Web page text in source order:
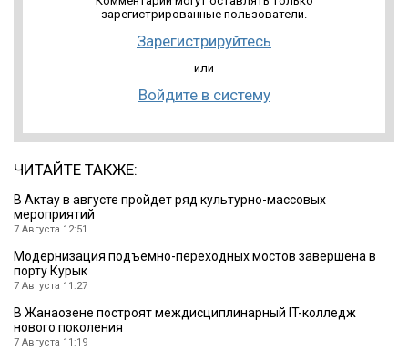
зарегистрированные пользователи.
Зарегистрируйтесь
или
Войдите в систему
ЧИТАЙТЕ ТАКЖЕ:
В Актау в августе пройдет ряд культурно-массовых
мероприятий
7 Августа 12:51
Модернизация подъемно-переходных мостов завершена в
порту Курык
7 Августа 11:27
В Жанаозене построят междисциплинарный IT-колледж
нового поколения
7 Августа 11:19